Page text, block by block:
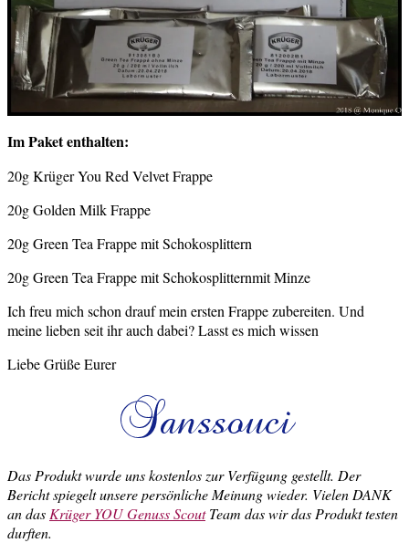
Im Paket enthalten:
20g Krüger You Red Velvet Frappe
20g Golden Milk Frappe
20g Green Tea Frappe mit Schokosplittern
20g Green Tea Frappe mit Schokosplitternmit Minze
Ich freu mich schon drauf mein ersten Frappe zubereiten. Und
meine lieben seit ihr auch dabei? Lasst es mich wissen
Liebe Grüße Eurer
Das Produkt wurde uns kostenlos zur Verfügung gestellt. Der
Bericht spiegelt unsere persönliche Meinung wieder. Vielen DANK
an das Krüger YOU Genuss ScoutTeam das wir das Produkt testen
durften.